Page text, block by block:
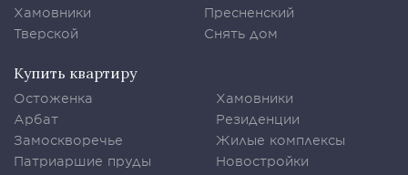
Хамовники
Тверской
Пресненский
Снять дом
Купить квартиру
Остоженка
Арбат
Замоскворечье
Патриаршие пруды
Хамовники
Резиденции
Жилые комплексы
Новостройки